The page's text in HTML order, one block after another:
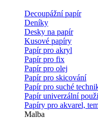
Decoupážní papír
Deníky
Desky na papír
Kusové papíry
Papír pro akryl
Papír pro fix
Papír pro olej
Papír pro skicování
Papír pro suché
Papír univerzální
Papíry pro akvarel,
Malba